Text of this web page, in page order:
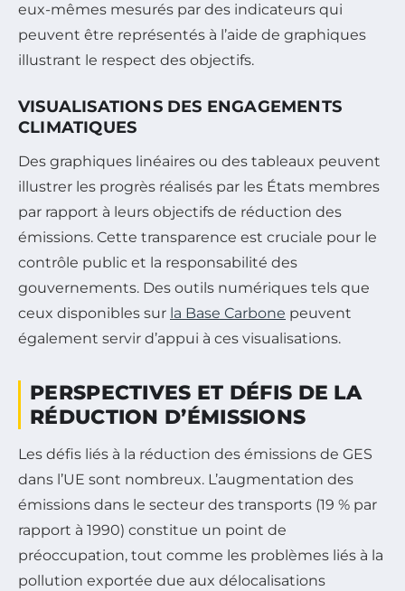
eux-mêmes mesurés par des indicateurs qui
peuvent être représentés à l’aide de graphiques
illustrant le respect des objectifs.
VISUALISATIONS DES ENGAGEMENTS
CLIMATIQUES
Des graphiques linéaires ou des tableaux peuvent
illustrer les progrès réalisés par les États membres
par rapport à leurs objectifs de réduction des
émissions. Cette transparence est cruciale pour le
contrôle public et la responsabilité des
gouvernements. Des outils numériques tels que
ceux disponibles sur la Base Carbone peuvent
également servir d’appui à ces visualisations.
PERSPECTIVES ET DÉFIS DE LA
RÉDUCTION D’ÉMISSIONS
Les défis liés à la réduction des émissions de GES
dans l’UE sont nombreux. L’augmentation des
émissions dans le secteur des transports (19 % par
rapport à 1990) constitue un point de
préoccupation, tout comme les problèmes liés à la
pollution exportée due aux délocalisations